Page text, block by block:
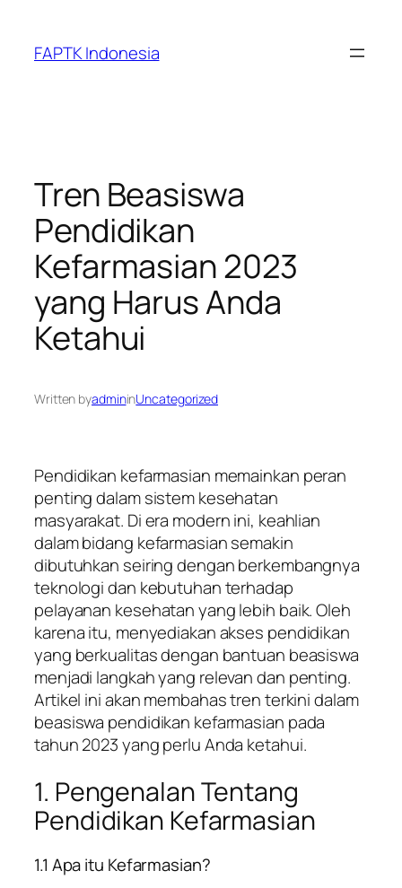
content
FAPTK Indonesia
Tren Beasiswa
Pendidikan
Kefarmasian 2023
yang Harus Anda
Ketahui
Written byadmininUncategorized
Pendidikan kefarmasian memainkan peran
penting dalam sistem kesehatan
masyarakat. Di era modern ini, keahlian
dalam bidang kefarmasian semakin
dibutuhkan seiring dengan berkembangnya
teknologi dan kebutuhan terhadap
pelayanan kesehatan yang lebih baik. Oleh
karena itu, menyediakan akses pendidikan
yang berkualitas dengan bantuan beasiswa
menjadi langkah yang relevan dan penting.
Artikel ini akan membahas tren terkini dalam
beasiswa pendidikan kefarmasian pada
tahun 2023 yang perlu Anda ketahui.
1. Pengenalan Tentang
Pendidikan Kefarmasian
1.1 Apa itu Kefarmasian?